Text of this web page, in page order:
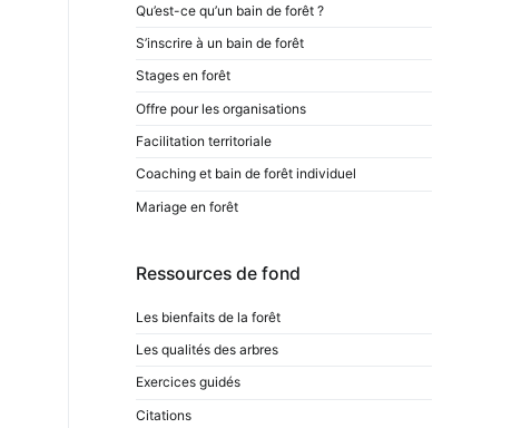
Qu’est-ce qu’un bain de forêt ?
S’inscrire à un bain de forêt
Stages en forêt
Offre pour les organisations
Facilitation territoriale
Coaching et bain de forêt individuel
Mariage en forêt
Ressources de fond
Les bienfaits de la forêt
Les qualités des arbres
Exercices guidés
Citations